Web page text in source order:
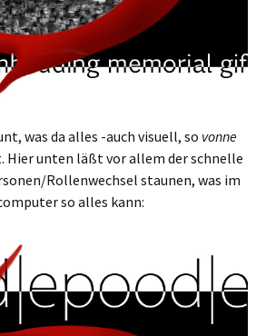
was da alles -auch visuell, so vonne
Hier unten läßt vor allem der schnelle
Rollenwechsel staunen, was im
so alles kann: